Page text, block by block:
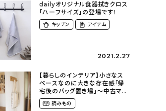
dailyオリジナル食器拭きクロス
「ハーフサイズ」の登場です！
キッチン アイテム
2021.2.27
【暮らしのインテリア】小さなス
ペースなのに大きな存在感「帰
宅後のバッグ置き場」～中古マン
ションリノベーションで叶えたコ
ダワリの暮らし（cocoyuko___
読みもの